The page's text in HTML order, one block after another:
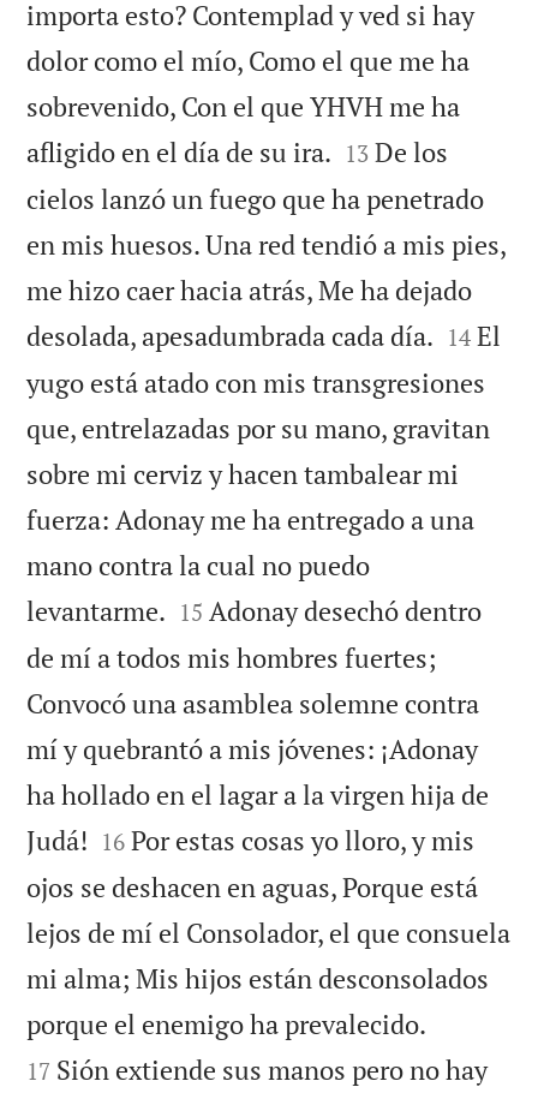
importa esto? Contemplad y ved si hay
dolor como el mío, Como el que me ha
sobrevenido, Con el que YHVH me ha
afligido en el día de su ira. 

13 De los
cielos lanzó un fuego que ha penetrado
en mis huesos. Una red tendió a mis pies,
me hizo caer hacia atrás, Me ha dejado
desolada, apesadumbrada cada día. 

14 El
yugo está atado con mis transgresiones
que, entrelazadas por su mano, gravitan
sobre mi cerviz y hacen tambalear mi
fuerza: Adonay me ha entregado a una
mano contra la cual no puedo
levantarme. 

15 Adonay desechó dentro
de mí a todos mis hombres fuertes;
Convocó una asamblea solemne contra
mí y quebrantó a mis jóvenes: ¡Adonay
ha hollado en el lagar a la virgen hija de
Judá! 

16 Por estas cosas yo lloro, y mis
ojos se deshacen en aguas, Porque está
lejos de mí el Consolador, el que consuela
mi alma; Mis hijos están desconsolados
porque el enemigo ha prevalecido.
17 Sión extiende sus manos pero no hay